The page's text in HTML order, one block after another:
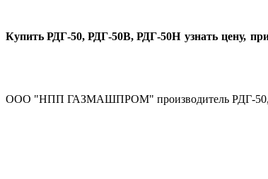
Купить РДГ-50, РДГ-50В, РДГ-50Нузнать цену,
ООО "НПП ГАЗМАШПРОМ" производитель РДГ-